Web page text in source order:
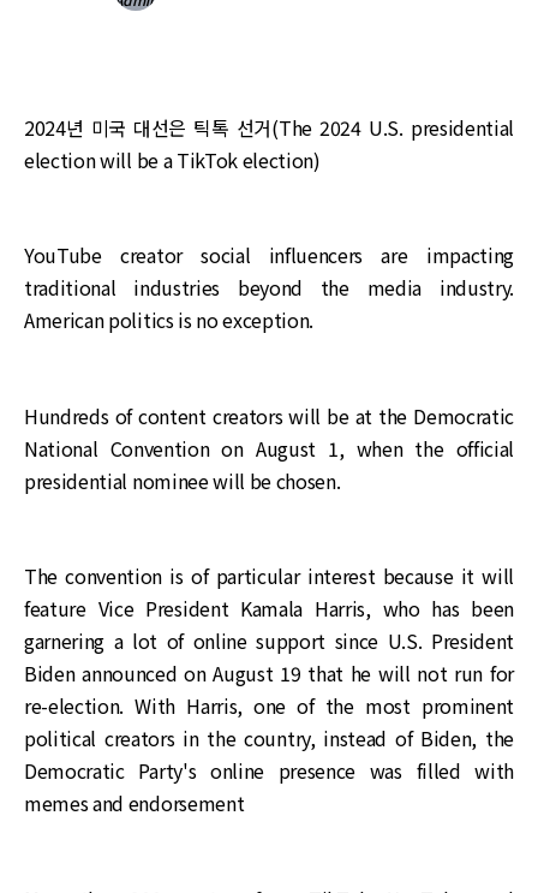
2024년 미국 대선은 틱톡 선거(The 2024 U.S. presidential
election will be a TikTok election)
YouTube creator social influencers are impacting
traditional industries beyond the media industry.
American politics is no exception.
Hundreds of content creators will be at the Democratic
National Convention on August 1, when the official
presidential nominee will be chosen.
The convention is of particular interest because it will
feature Vice President Kamala Harris, who has been
garnering a lot of online support since U.S. President
Biden announced on August 19 that he will not run for
re-election. With Harris, one of the most prominent
political creators in the country, instead of Biden, the
Democratic Party's online presence was filled with
memes and endorsement